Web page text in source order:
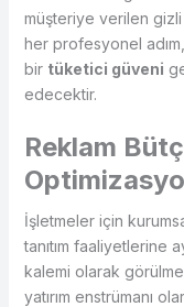
müşteriye verilen gizli
her profesyonel
bir tüketici güveni
edecektir.
Reklam
İşletmeler için
tanıtım faaliyetlerine
kalemi olarak
yatırım enstrümanı